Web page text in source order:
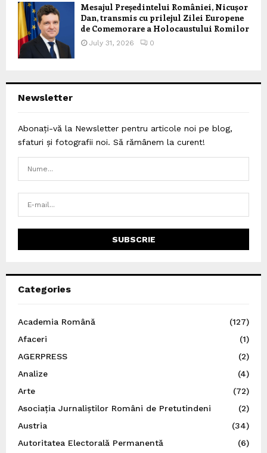
Mesajul Președintelui României, Nicușor
Dan, transmis cu prilejul Zilei Europene
de Comemorare a Holocaustului Romilor
July 31, 2026 0
Newsletter
Abonați-vă la Newsletter pentru articole noi pe blog,
sfaturi și fotografii noi. Să rămânem la curent!
Categories
Academia Română
(127)
Afaceri
(1)
AGERPRESS
(2)
Analize
(4)
Arte
(72)
Asociația Jurnaliștilor Români de Pretutindeni
(2)
Austria
(34)
Autoritatea Electorală Permanentă
(6)